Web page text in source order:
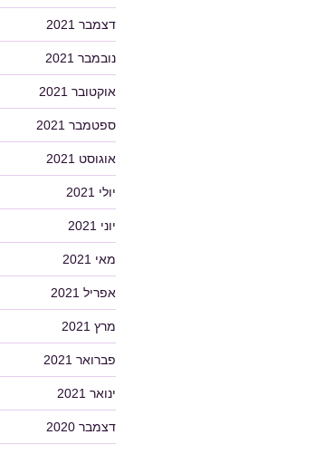
דצמבר 2021
נובמבר 2021
אוקטובר 2021
ספטמבר 2021
אוגוסט 2021
יולי 2021
יוני 2021
מאי 2021
אפריל 2021
מרץ 2021
פברואר 2021
ינואר 2021
דצמבר 2020